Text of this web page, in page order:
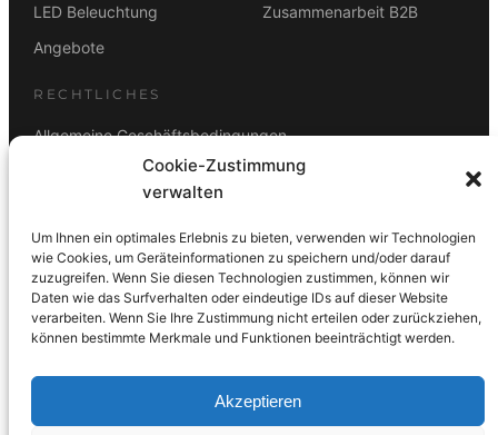
Cookie-Zustimmung
verwalten
Um Ihnen ein optimales Erlebnis zu bieten, verwenden wir Technologien
wie Cookies, um Geräteinformationen zu speichern und/oder darauf
zuzugreifen. Wenn Sie diesen Technologien zustimmen, können wir
Daten wie das Surfverhalten oder eindeutige IDs auf dieser Website
verarbeiten. Wenn Sie Ihre Zustimmung nicht erteilen oder zurückziehen,
können bestimmte Merkmale und Funktionen beeinträchtigt werden.
Akzeptieren
LED Beleuchtung
Angebote
Zusammenarbeit B2B
RECHTLICHES
Allgemeine Geschäftsbedingungen
Rücktrittsbelehrung
ZAHLUNGSARTEN
Vorkasse Visa Mastercard Link PayPal
G-Pay